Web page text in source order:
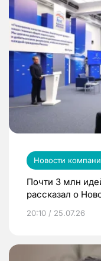
Новости
Почти 3 млн
рассказал о
20:10 / 25.07.26